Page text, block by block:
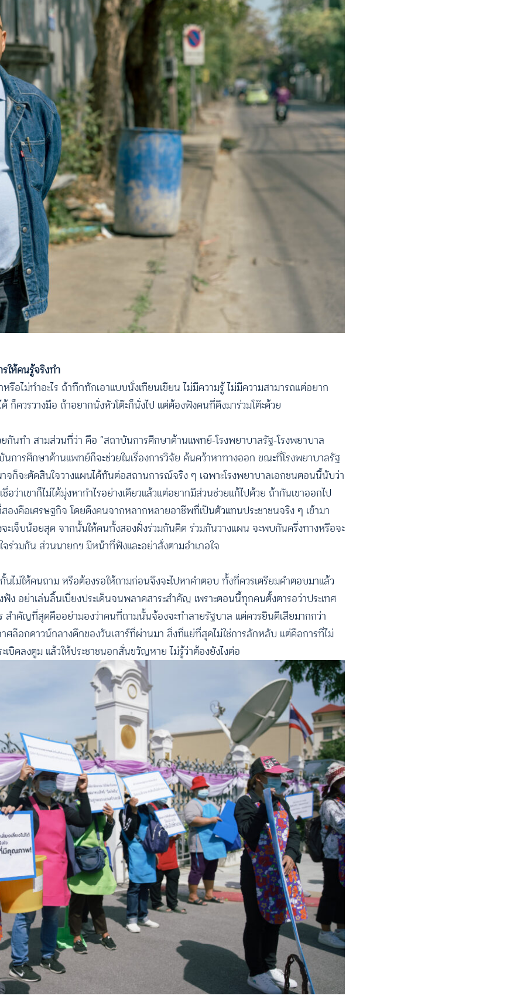
ให้คนรู้จริงทำ
อไม่ทำอะไร ถ้าทึกทักเอาแบบนั่งเทียนเขียน ไม่มีความรู้ ไม่มีความสามารถแต่อยาก
ก็ควรวางมือ ถ้าอยากนั่งหัวโต๊ะก็นั่งไป แต่ต้องฟังคนที่ดึงมาร่วมโต๊ะด้วย
นทำ สามส่วนที่ว่า คือ “สถาบันการศึกษาด้านแพทย์-โรงพยาบาลรัฐ-โรงพยาบาล
การศึกษาด้านแพทย์ก็จะช่วยในเรื่องการวิจัย ค้นคว้าหาทางออก ขณะที่โรงพยาบาลรัฐ
าจก็จะตัดสินใจวางแผนได้ทันต่อสถานการณ์จริง ๆ เฉพาะโรงพยาบาลเอกชนตอนนี้นับว่า
ว่าเขาก็ไม่ได้มุ่งหากำไรอย่างเดียวแล้วแต่อยากมีส่วนช่วยแก้ไปด้วย ถ้ากันเขาออกไป
งคือเศรษฐกิจ โดยดึงคนจากหลากหลายอาชีพที่เป็นตัวแทนประชาชนจริง ๆ เข้ามา
จะเจ็บน้อยสุด จากนั้นให้คนทั้งสองฝั่งร่วมกันคิด ร่วมกันวางแผน จะพบกันครึ่งทางหรือจะ
วมกัน ส่วนนายกฯ มีหน้าที่ฟังและอย่าสั่งตามอำเภอใจ
ไม่ให้คนถาม หรือต้องรอให้ถามก่อนจึงจะไปหาคำตอบ ทั้งที่ควรเตรียมคำตอบมาแล้ว
อย่าเล่นลิ้นเบี่ยงประเด็นจนพลาดสาระสำคัญ เพราะตอนนี้ทุกคนตั้งตารอว่าประเทศ
สำคัญที่สุดคืออย่ามองว่าคนที่ถามนั้นจ้องจะทำลายรัฐบาล แต่ควรยินดีเสียมากกว่า
าศล็อกดาวน์กลางดึกของวันเสาร์ที่ผ่านมา สิ่งที่แย่ที่สุดไม่ใช่การลักหลับ แต่คือการที่ไม่
บิดลงตูม แล้วให้ประชาชนอกสั่นขวัญหาย ไม่รู้ว่าต้องยังไงต่อ